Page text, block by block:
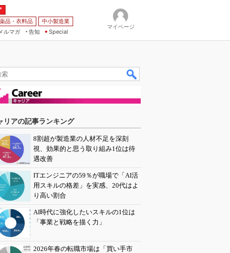
品・衣料品
中小製造業
メルマガ
告知 Special
マイページ
リアの記事ランキング
8割超が製造業の人材不足を深刻
視、効果的と思う取り組み1位は待
遇改善
ITエンジニアの59％が職場で「AI活
用スキルの格差」を実感、20代はよ
り高い割合
AI時代に強化したいスキルの1位は
「事業と戦略を描く力」
2026年春の転職市場は「買い手市